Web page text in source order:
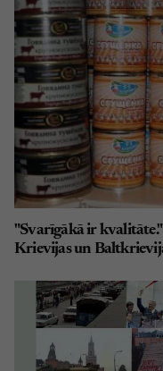
"Svarīgākā ir
Krievijas un